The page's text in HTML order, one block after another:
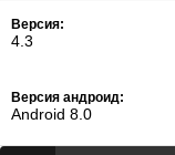
Версия:
4.3
Версия андроид:
Android 8.0